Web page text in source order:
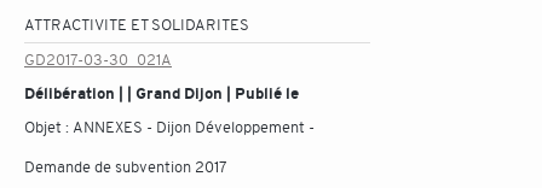
ATTRACTIVITE ET SOLIDARITES
GD2017-03-30_021A
Délibération | | Grand Dijon | Publié le
Objet : ANNEXES - Dijon Développement -
Demande de subvention 2017